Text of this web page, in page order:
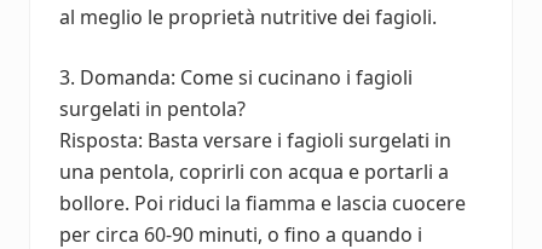
al meglio le proprietà nutritive dei fagioli.
3. Domanda: Come si cucinano i fagioli
surgelati in pentola?
Risposta: Basta versare i fagioli surgelati in
una pentola, coprirli con acqua e portarli a
bollore. Poi riduci la fiamma e lascia cuocere
per circa 60-90 minuti, o fino a quando i